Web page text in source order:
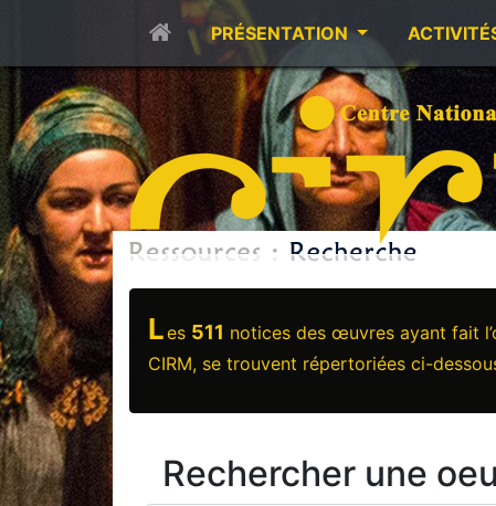
PRÉSENTATION
Les 511 notices des œuvres ayant fait
CIRM, se trouvent répertoriées ci-
Rechercher une